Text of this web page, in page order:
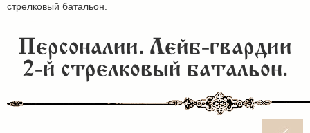
стрелковый батальон.
Персоналии. Лейб-гвардии
2-й стрелковый батальон.